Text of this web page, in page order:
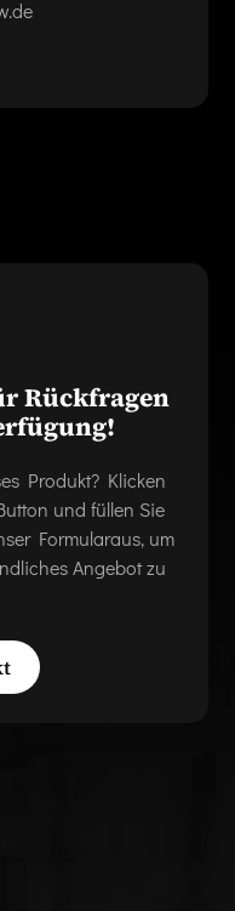
Rückfragen
Produkt? Klicken
und füllen Sie
Formularaus, um
Angebot zu